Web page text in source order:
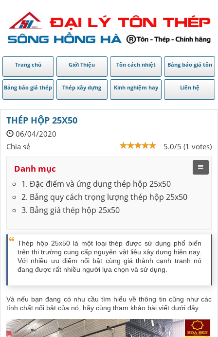
Trang chủ Giới Thiệu Tôn cách nhiệt Bảng báo giá tôn
Bảng báo giá thép Thép xây dựng Kinh nghiệm hay Liên hệ
THÉP HỘP 25X50
06/04/2020
5.0/5 (1 votes)
Chia sẻ
Danh mục
1. Đặc điểm và ứng dụng thép hộp 25x50
2. Bảng quy cách trọng lượng thép hộp 25x50
3. Bảng giá thép hộp 25x50
Thép hộp 25x50 là một loại thép được sử dụng phổ biến
trên thị trường cung cấp nguyên vật liệu xây dựng hiện nay.
Với nhiều ưu điểm nổi bật cùng giá thành cạnh tranh nó
đang được rất nhiều người lựa chọn và sử dụng.
Và nếu bạn đang có nhu cầu tìm hiểu về thông tin cũng như các
tính chất nổi bật của nó, hãy cùng tham khảo bài viết dưới đây.